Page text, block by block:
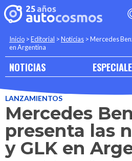
Inicio >Editorial >Noticias >Mercedes
en Argentina
NOTICIAS
LANZAMIENTOS
Mercedes
presenta las
y GLK en